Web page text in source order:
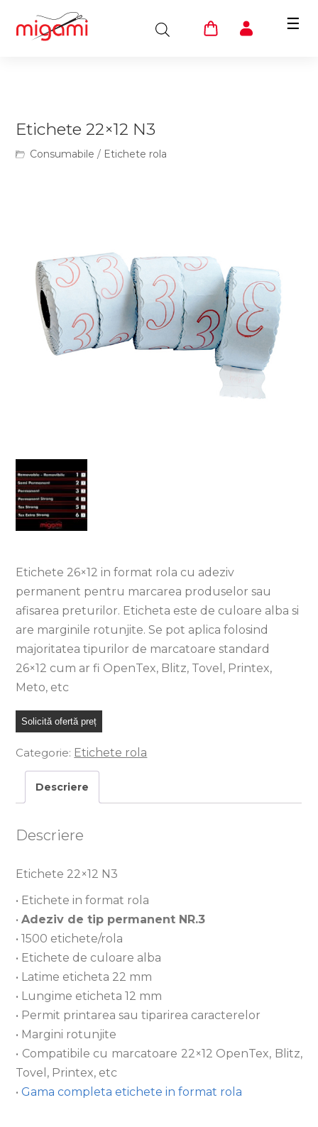
☰
Etichete 22×12 N3
Consumabile / Etichete rola
Etichete 26×12 in format rola cu adeziv
permanent pentru marcarea produselor sau
afisarea preturilor. Eticheta este de culoare alba si
are marginile rotunjite. Se pot aplica folosind
majoritatea tipurilor de marcatoare standard
26×12 cum ar fi OpenTex, Blitz, Tovel, Printex,
Meto, etc
Solicită ofertă preț
Categorie: Etichete rola
Descriere
Descriere
Etichete 22×12 N3
• Etichete in format rola
•Adeziv de tip permanent NR.3
• 1500 etichete/rola
• Etichete de culoare alba
• Latime eticheta 22 mm
• Lungime eticheta 12 mm
• Permit printarea sau tiparirea caracterelor
• Margini rotunjite
• Compatibile cu marcatoare 22×12 OpenTex, Blitz,
Tovel, Printex, etc
•Gama completa etichete in format rola